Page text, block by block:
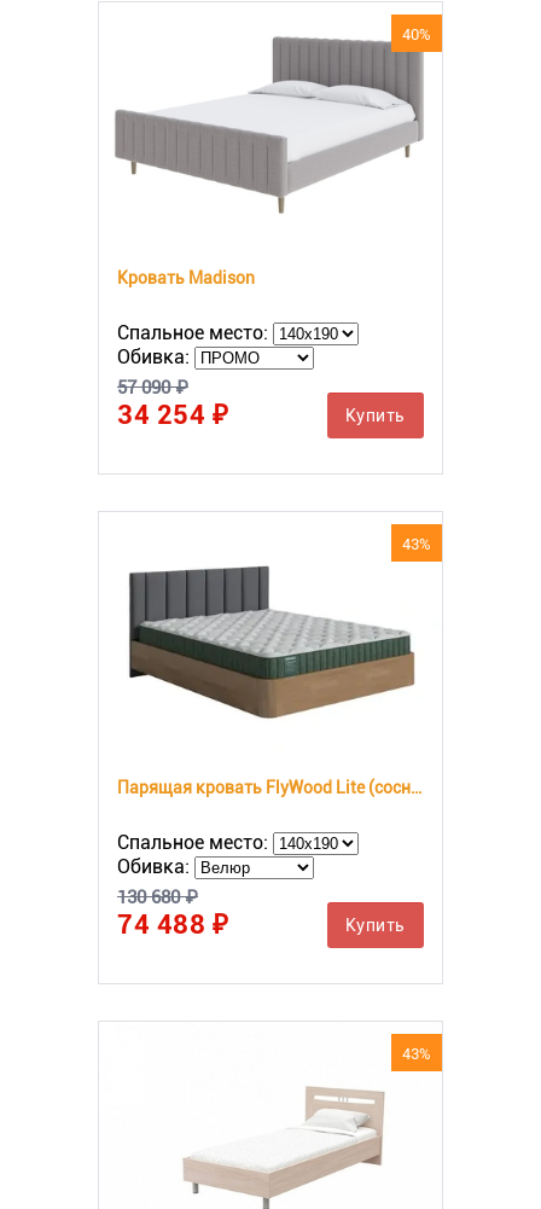
40%
Кровать Madison
Спальное место:
Обивка:
57 090 ₽
34 254 ₽ Купить
43%
Парящая кровать FlyWood Lite (сосна)
Спальное место:
Обивка:
130 680 ₽
74 488 ₽ Купить
43%